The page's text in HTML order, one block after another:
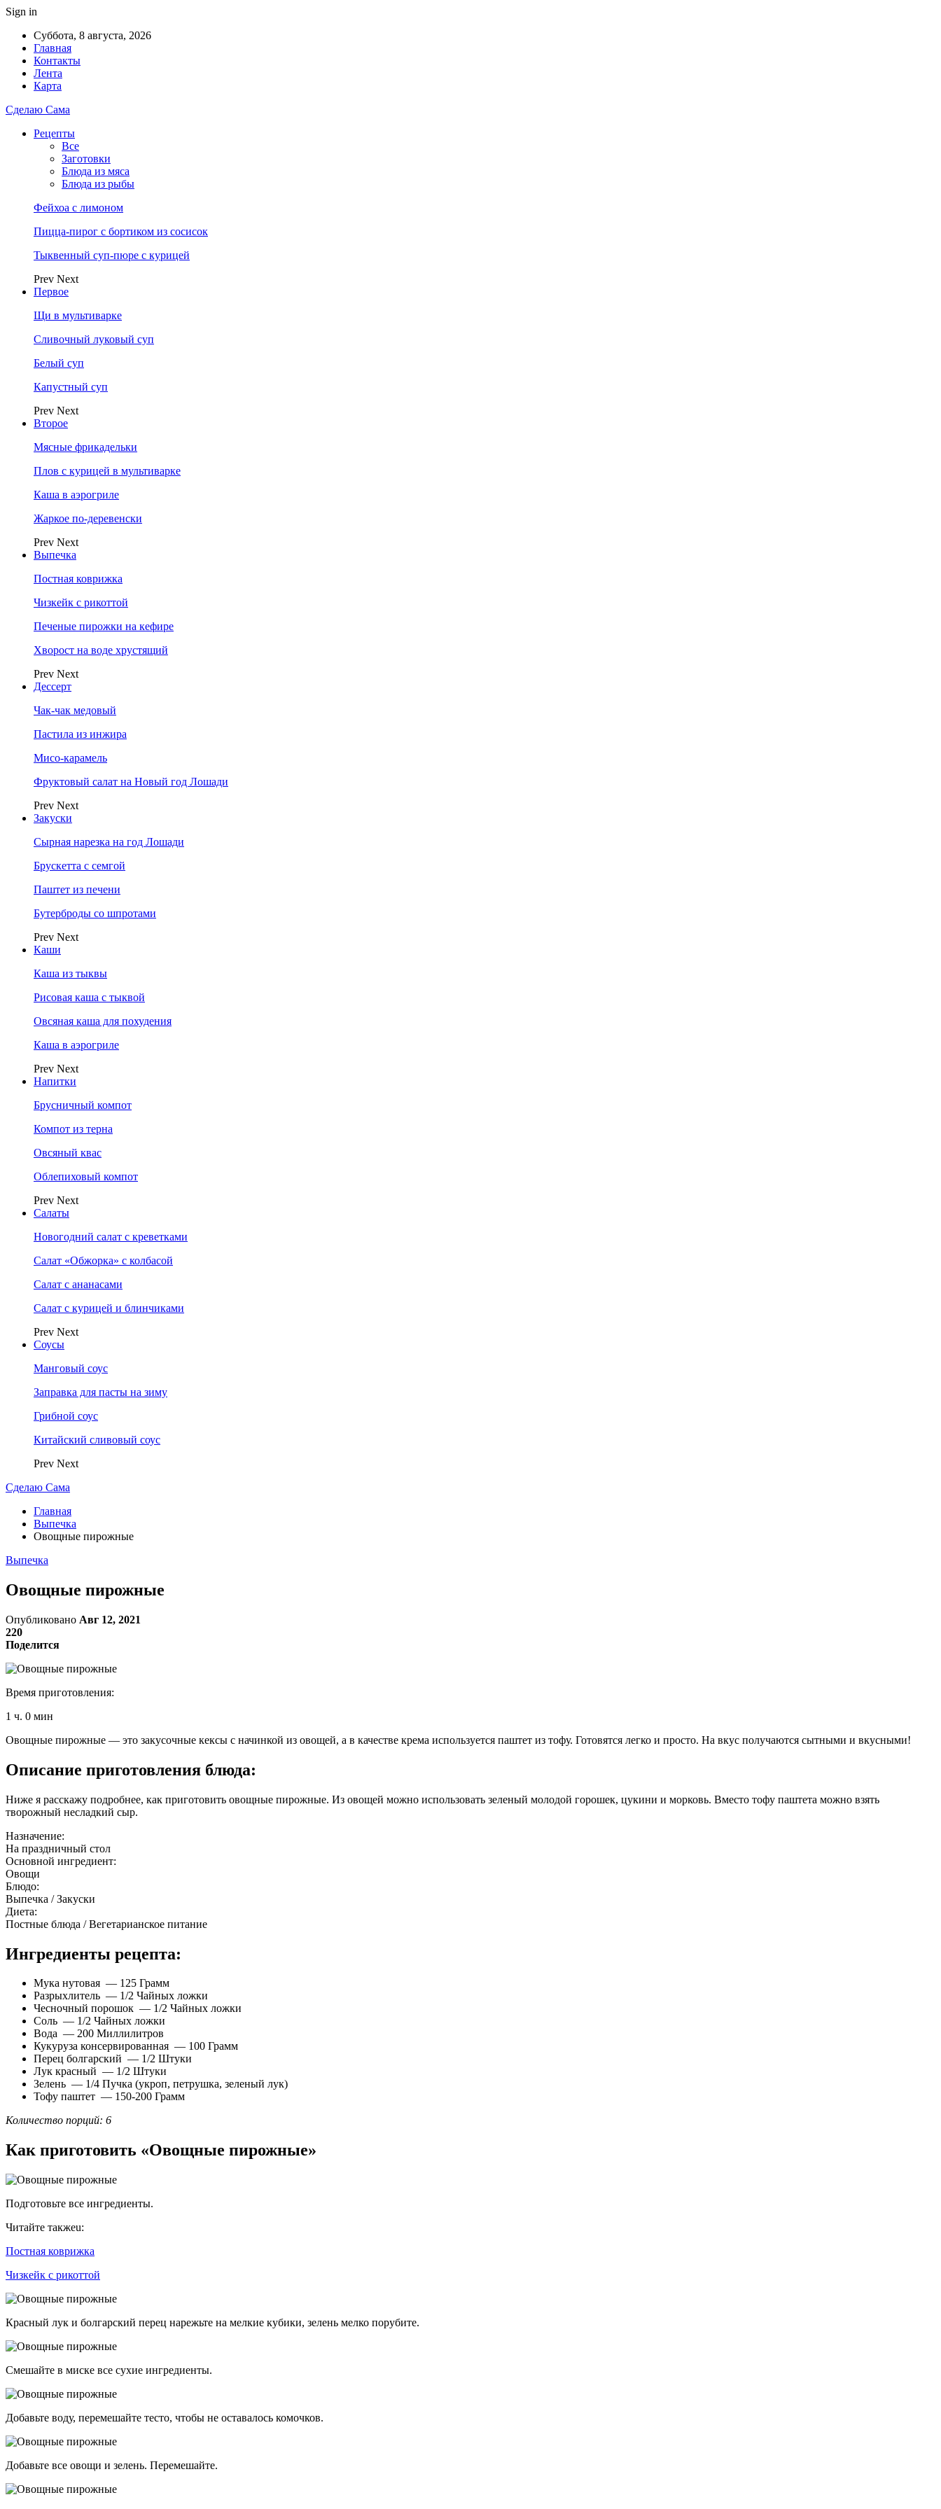
Sign in
Суббота, 8 августа, 2026
Главная
Контакты
Лента
Карта
Сделаю Сама
Рецепты
Все
Заготовки
Блюда из мяса
Блюда из рыбы
Фейхоа с лимоном
Пицца-пирог с бортиком из сосисок
Тыквенный суп-пюре с курицей
Prev Next
Первое
Щи в мультиварке
Сливочный луковый суп
Белый суп
Капустный суп
Prev Next
Второе
Мясные фрикадельки
Плов с курицей в мультиварке
Каша в аэрогриле
Жаркое по-деревенски
Prev Next
Выпечка
Постная коврижка
Чизкейк с рикоттой
Печеные пирожки на кефире
Хворост на воде хрустящий
Prev Next
Дессерт
Чак-чак медовый
Пастила из инжира
Мисо-карамель
Фруктовый салат на Новый год Лошади
Prev Next
Закуски
Сырная нарезка на год Лошади
Брускетта с семгой
Паштет из печени
Бутерброды со шпротами
Prev Next
Каши
Каша из тыквы
Рисовая каша с тыквой
Овсяная каша для похудения
Каша в аэрогриле
Prev Next
Напитки
Брусничный компот
Компот из терна
Овсяный квас
Облепиховый компот
Prev Next
Салаты
Новогодний салат с креветками
Салат «Обжорка» с колбасой
Салат с ананасами
Салат с курицей и блинчиками
Prev Next
Соусы
Манговый соус
Заправка для пасты на зиму
Грибной соус
Китайский сливовый соус
Prev Next
Сделаю Сама
Главная
Выпечка
Овощные пирожные
Выпечка
Овощные пирожные
Опубликовано Авг 12, 2021
220
Поделится
Время приготовления:
1 ч. 0 мин
Овощные пирожные — это закусочные кексы с начинкой из овощей, а в качестве крема используется паштет из тофу. Готовятся легко и просто. На вкус получаются сытными и вкусными!
Описание приготовления блюда:
Ниже я расскажу подробнее, как приготовить овощные пирожные. Из овощей можно использовать зеленый молодой горошек, цукини и морковь. Вместо тофу паштета можно взять
творожный несладкий сыр.
Назначение:
На праздничный стол
Основной ингредиент:
Овощи
Блюдо:
Выпечка / Закуски
Диета:
Постные блюда / Вегетарианское питание
Ингредиенты рецепта:
Мука нутовая — 125 Грамм
Разрыхлитель — 1/2 Чайных ложки
Чесночный порошок — 1/2 Чайных ложки
Соль — 1/2 Чайных ложки
Вода — 200 Миллилитров
Кукуруза консервированная — 100 Грамм
Перец болгарский — 1/2 Штуки
Лук красный — 1/2 Штуки
Зелень — 1/4 Пучка (укроп, петрушка, зеленый лук)
Тофу паштет — 150-200 Грамм
Количество порций: 6
Как приготовить «Овощные пирожные»
Подготовьте все ингредиенты.
Читайте такжеu:
Постная коврижка
Чизкейк с рикоттой
Красный лук и болгарский перец нарежьте на мелкие кубики, зелень мелко порубите.
Смешайте в миске все сухие ингредиенты.
Добавьте воду, перемешайте тесто, чтобы не оставалось комочков.
Добавьте все овощи и зелень. Перемешайте.